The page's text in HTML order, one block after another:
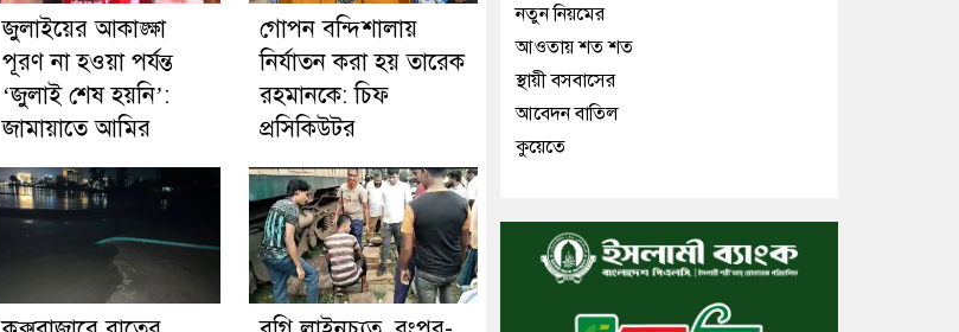
জুলাইয়ের আকাঙ্ক্ষা
পূরণ না হওয়া পর্যন্ত
‘জুলাই শেষ হয়নি’:
জামায়াতে আমির
গোপন বন্দিশালায়
নির্যাতন করা হয় তারেক
রহমানকে: চিফ
প্রসিকিউটর
নতুন নিয়মের
আওতায় শত শত
স্থায়ী বসবাসের
আবেদন বাতিল
কুয়েতে